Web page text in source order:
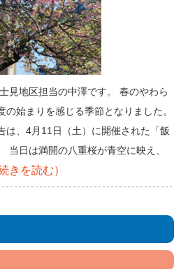
見地区担当の中澤です。 春のやわら
始まりを感じる季節となりました。
は、4月11日（土）に開催された「飯
当日は満開の八重桜が青空に映え、
続きを読む）